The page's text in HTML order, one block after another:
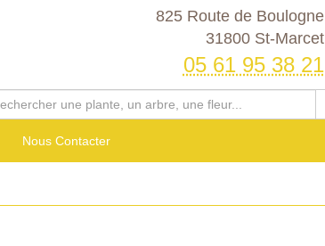
825 Route de Boulogne
31800 St-Marcet
05 61 95 38 21
Nous Contacter